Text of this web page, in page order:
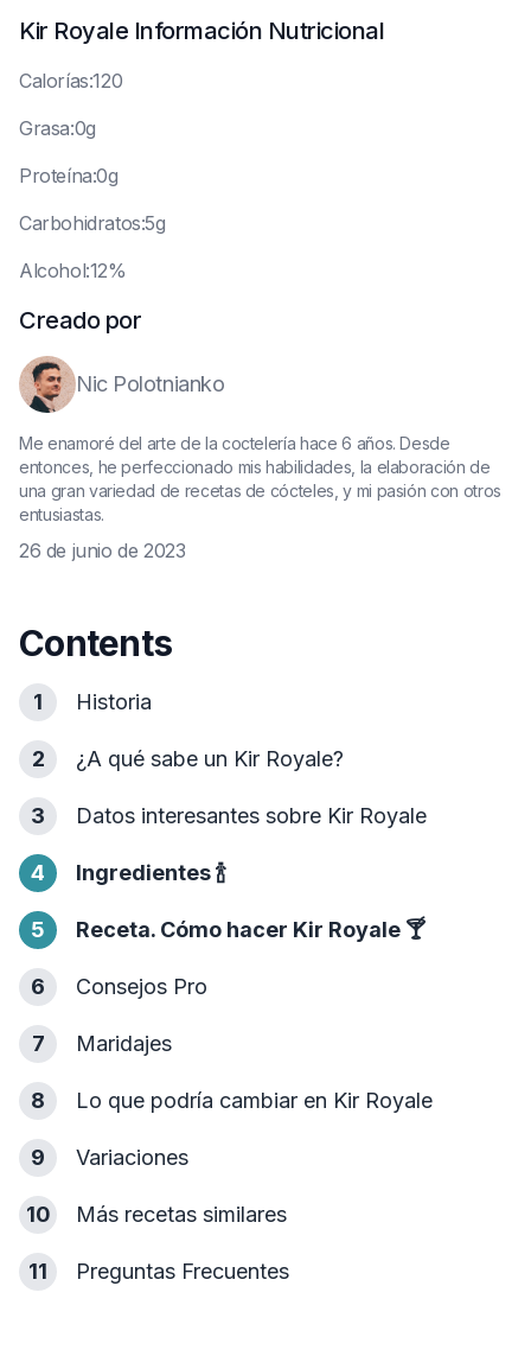
Kir Royale Información Nutricional
Calorías:120
Grasa:0g
Proteína:0g
Carbohidratos:5g
Alcohol:12%
Creado por
Nic Polotnianko
Me enamoré del arte de la coctelería hace 6 años. Desde
entonces, he perfeccionado mis habilidades, la elaboración de
una gran variedad de recetas de cócteles, y mi pasión con otros
entusiastas.
26 de junio de 2023
Contents
1 Historia
2 ¿A qué sabe un Kir Royale?
3 Datos interesantes sobre Kir Royale
4 Ingredientes🍾
5 Receta. Cómo hacer Kir Royale 🍸
6 Consejos Pro
7 Maridajes
8 Lo que podría cambiar en Kir Royale
9 Variaciones
10 Más recetas similares
11 Preguntas Frecuentes